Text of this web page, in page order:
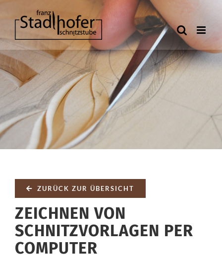
Inhalt
springen
ZURÜCK ZUR ÜBERSICHT
ZEICHNEN VON
SCHNITZVORLAGEN PER
COMPUTER